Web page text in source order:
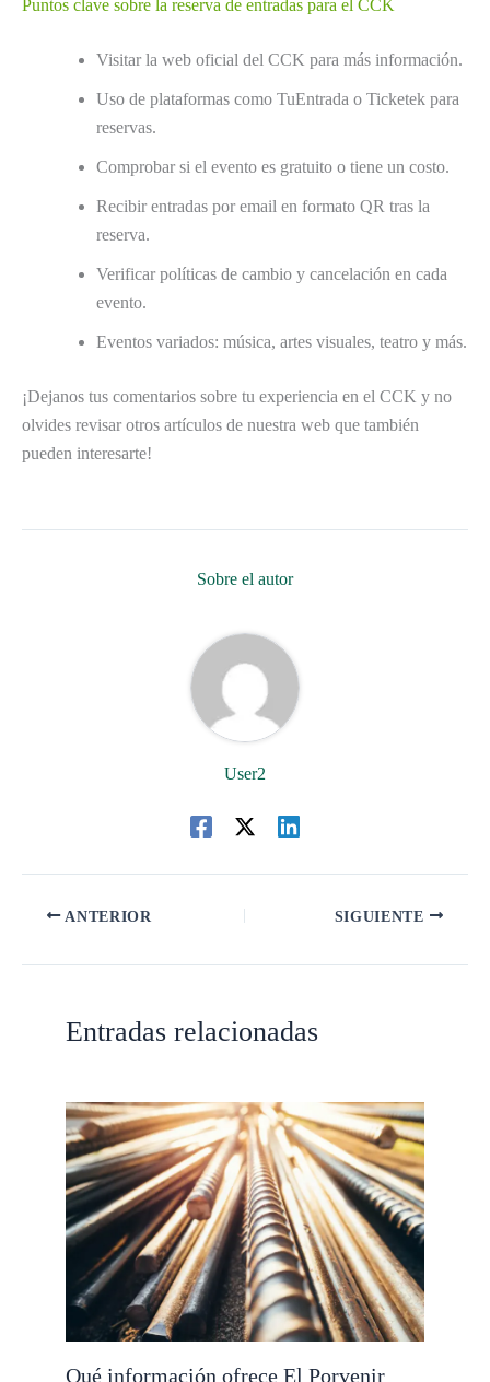
Puntos clave sobre la reserva de entradas para el CCK
Visitar la web oficial del CCK para más información.
Uso de plataformas como TuEntrada o Ticketek para
reservas.
Comprobar si el evento es gratuito o tiene un costo.
Recibir entradas por email en formato QR tras la
reserva.
Verificar políticas de cambio y cancelación en cada
evento.
Eventos variados: música, artes visuales, teatro y más.
¡Dejanos tus comentarios sobre tu experiencia en el CCK y no
olvides revisar otros artículos de nuestra web que también
pueden interesarte!
Sobre el autor
User2
ANTERIOR SIGUIENTE
Entradas relacionadas
Qué información ofrece El Porvenir